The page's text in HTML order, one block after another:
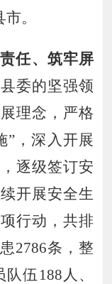
。
任、 筑牢屏
委的坚强领
理念 ， 严格
”，深入开展
， 逐级签订安
开展安全生
行动 ， 共排
2786条 ， 整
队伍 188 人 、